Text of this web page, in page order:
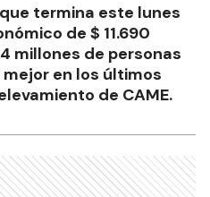
termina este lunes
de $ 11.690
millones de personas
en los últimos
de CAME.